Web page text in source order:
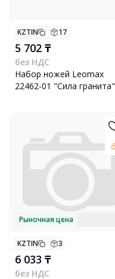
KZTIN 17
5 702 ₸
без НДС
Набор ножей Leomax
22462-01 "Сила гранита"
Рыночная цена
KZTIN 3
6 033 ₸
без НДС